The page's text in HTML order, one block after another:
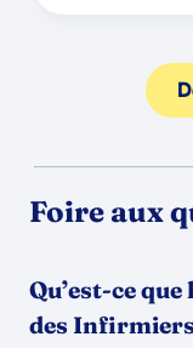
Foire aux
Qu’est-ce
des